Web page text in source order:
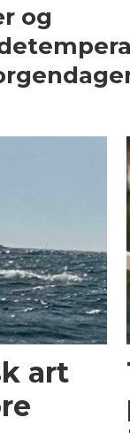
og
art